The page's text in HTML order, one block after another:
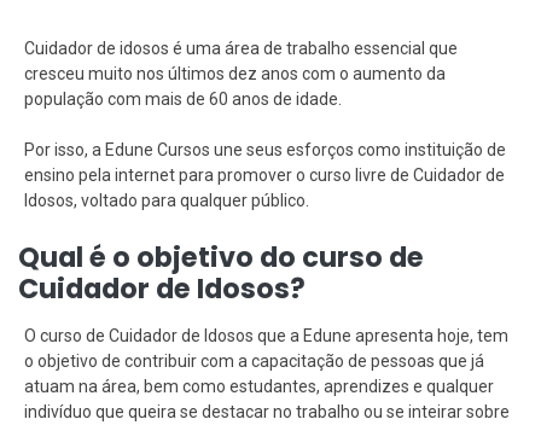
Cuidador de idosos é uma área de trabalho essencial que
cresceu muito nos últimos dez anos com o aumento da
população com mais de 60 anos de idade.
Por isso, a Edune Cursos une seus esforços como instituição de
ensino pela internet para promover o curso livre de Cuidador de
Idosos, voltado para qualquer público.
Qual é o objetivo do curso de
Cuidador de Idosos?
O curso de Cuidador de Idosos que a Edune apresenta hoje, tem
o objetivo de contribuir com a capacitação de pessoas que já
atuam na área, bem como estudantes, aprendizes e qualquer
indivíduo que queira se destacar no trabalho ou se inteirar sobre